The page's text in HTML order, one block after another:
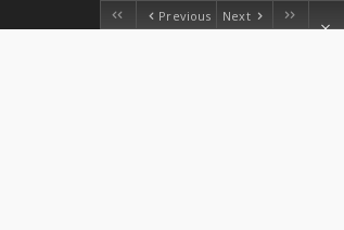
Previous Next